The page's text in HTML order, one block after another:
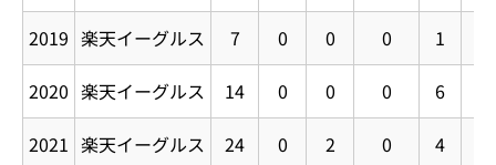
2019 楽天イーグルス 7 0 0 0 1
2020 楽天イーグルス 14 0 0 0 6
2021 楽天イーグルス 24 0 2 0 4